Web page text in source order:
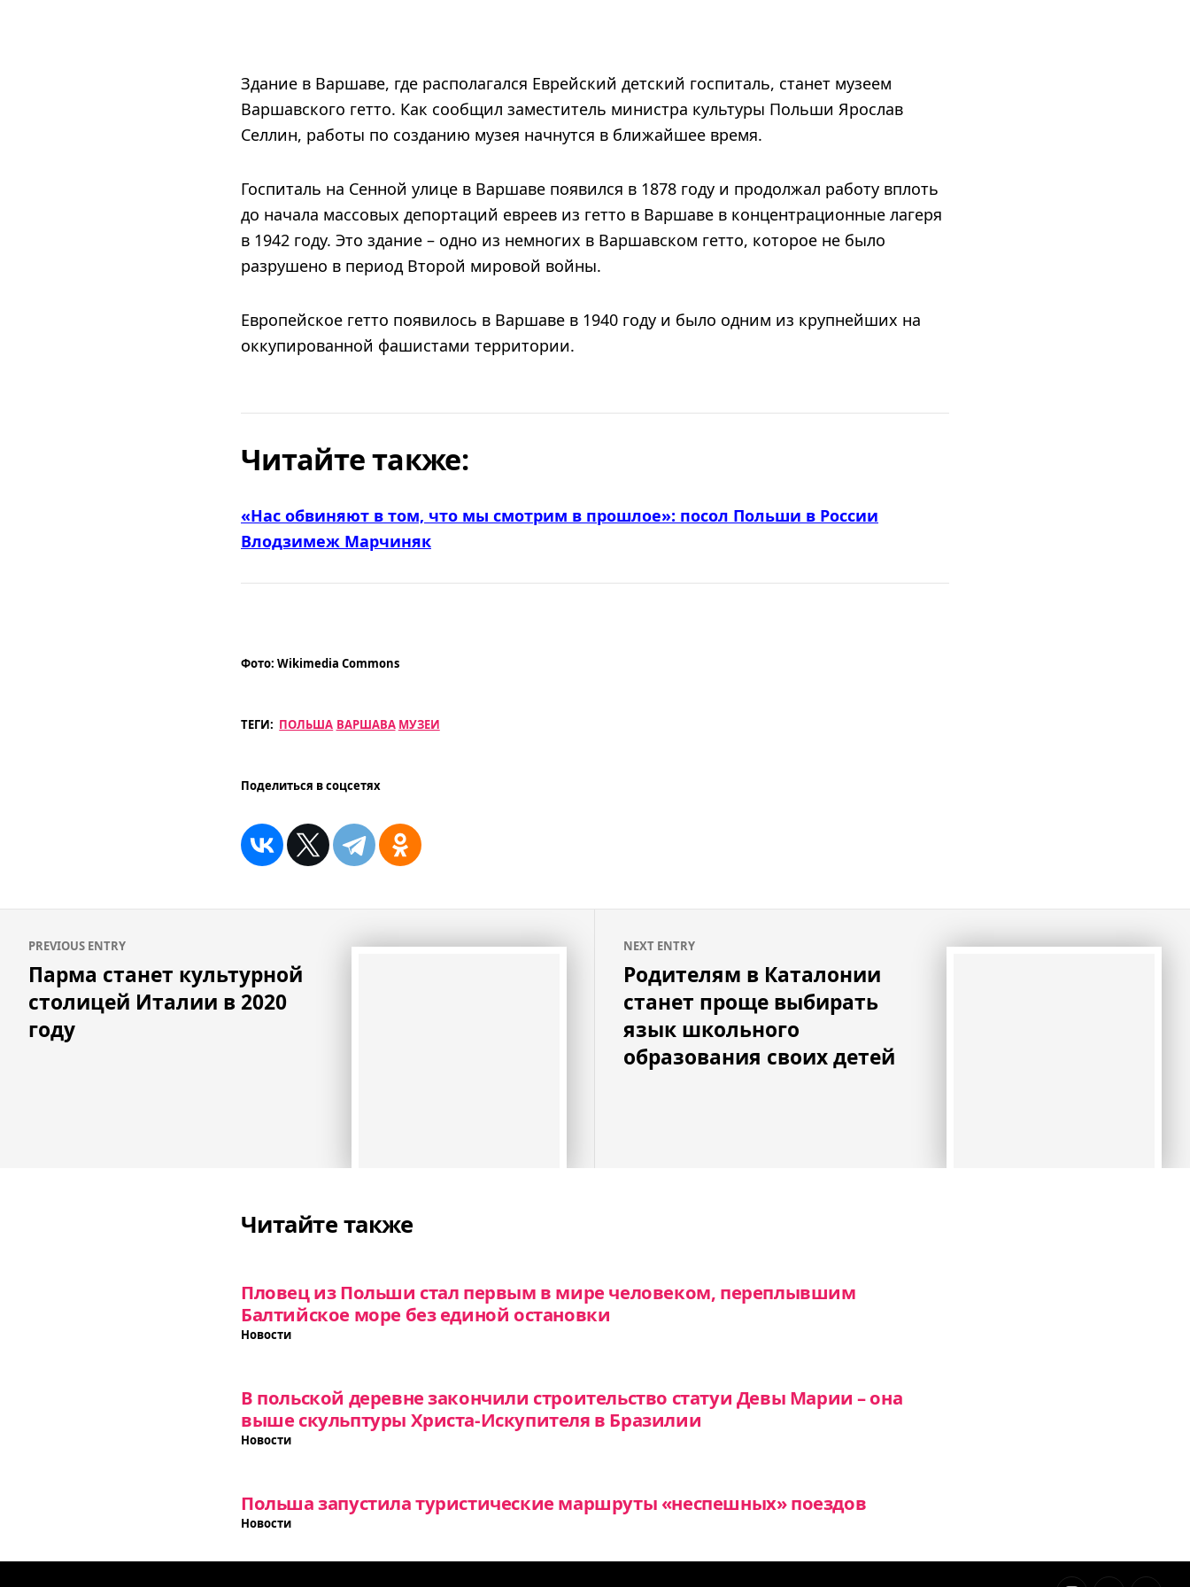
Здание в Варшаве, где располагался Еврейский детский госпиталь, станет музеем
Варшавского гетто. Как сообщил заместитель министра культуры Польши Ярослав
Селлин, работы по созданию музея начнутся в ближайшее время.
Госпиталь на Сенной улице в Варшаве появился в 1878 году и продолжал работу вплоть
до начала массовых депортаций евреев из гетто в Варшаве в концентрационные лагеря
в 1942 году. Это здание – одно из немногих в Варшавском гетто, которое не было
разрушено в период Второй мировой войны.
Европейское гетто появилось в Варшаве в 1940 году и было одним из крупнейших на
оккупированной фашистами территории.
Читайте также:
«Нас обвиняют в том, что мы смотрим в прошлое»: посол Польши в России
Влодзимеж Марчиняк
Фото: Wikimedia Commons
ТЕГИ: ПОЛЬША ВАРШАВА МУЗЕИ
Поделиться в соцсетях
по
записям
PREVIOUS ENTRY
Парма станет культурной
столицей Италии в 2020
году
NEXT ENTRY
Родителям в Каталонии
станет проще выбирать
язык школьного
образования своих детей
Читайте также
Пловец из Польши стал первым в мире человеком, переплывшим
Балтийское море без единой остановки
Новости
В польской деревне закончили строительство статуи Девы Марии – она
выше скульптуры Христа-Искупителя в Бразилии
Новости
Польша запустила туристические маршруты «неспешных» поездов
Новости